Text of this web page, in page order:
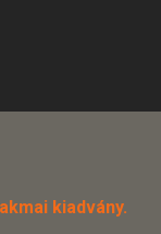
kiadvány.